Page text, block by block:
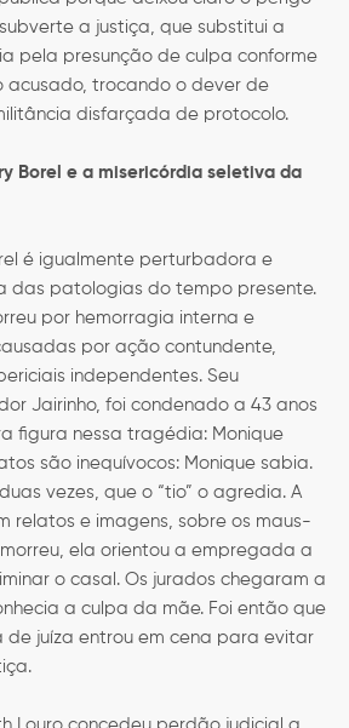
a justiça, que substitui a
pela presunção de culpa conforme
trocando o dever de
disfarçada de protocolo.
Borel e a misericórdia seletiva da
é igualmente perturbadora e
das patologias do tempo presente.
por hemorragia interna e
por ação contundente,
independentes. Seu
Jairinho, foi condenado a 43 anos
figura nessa tragédia: Monique
são inequívocos: Monique sabia.
vezes, que o “tio” o agredia. A
relatos e imagens, sobre os maus-
ela orientou a empregada a
o casal. Os jurados chegaram a
a culpa da mãe. Foi então que
juíza entrou em cena para evitar